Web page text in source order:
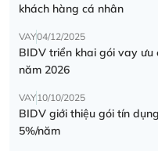
khách hàng cá nhân
VAY04/12/2025
BIDV triển khai gói vay
năm 2026
VAY10/10/2025
BIDV giới thiệu gói tín
5%/năm